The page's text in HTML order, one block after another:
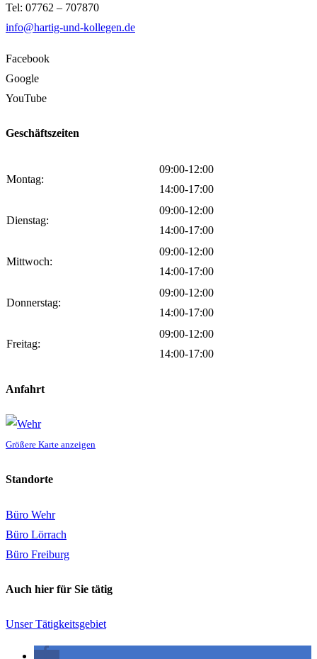
Tel: 07762 – 707870
info@hartig-und-kollegen.de
Facebook
Google
YouTube
Geschäftszeiten
Montag:
09:00-12:00
14:00-17:00
Dienstag:
09:00-12:00
14:00-17:00
Mittwoch:
09:00-12:00
14:00-17:00
Donnerstag:
09:00-12:00
14:00-17:00
Freitag:
09:00-12:00
14:00-17:00
Anfahrt
Größere Karte anzeigen
Standorte
Büro Wehr
Büro Lörrach
Büro Freiburg
Auch hier für Sie tätig
Unser Tätigkeitsgebiet